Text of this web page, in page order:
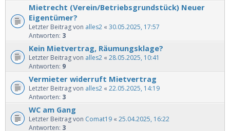
Mietrecht (Verein/Betriebsgrundstück) Neuer
Eigentümer?
Letzter Beitrag von alles2 « 30.05.2025, 17:57
Antworten: 3
Kein Mietvertrag, Räumungsklage?
Letzter Beitrag von alles2 « 28.05.2025, 10:41
Antworten: 9
Vermieter widerruft Mietvertrag
Letzter Beitrag von alles2 « 22.05.2025, 14:19
Antworten: 3
WC am Gang
Letzter Beitrag von Comat19 « 25.04.2025, 16:22
Antworten: 3